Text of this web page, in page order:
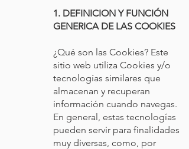
1. DEFINICION Y FUNCIÓN
GENERICA DE LAS COOKIES
¿Qué son las Cookies? Este
sitio web utiliza Cookies y/o
tecnologías similares que
almacenan y recuperan
información cuando navegas.
En general, estas tecnologías
pueden servir para finalidades
muy diversas, como, por